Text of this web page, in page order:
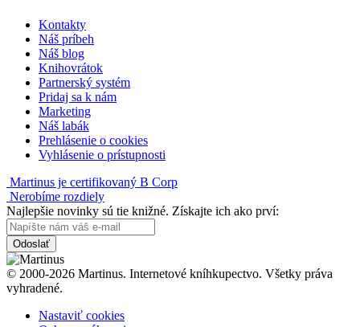
Kontakty
Náš príbeh
Náš blog
Knihovrátok
Partnerský systém
Pridaj sa k nám
Marketing
Náš labák
Prehlásenie o cookies
Vyhlásenie o prístupnosti
Martinus je certifikovaný B Corp
Nerobíme rozdiely
Najlepšie novinky sú tie knižné. Získajte ich ako prví:
Odoslať
© 2000-2026 Martinus. Internetové kníhkupectvo. Všetky práva
vyhradené.
Nastaviť cookies